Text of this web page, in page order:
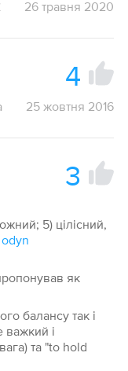
26 травня 2020
4
25 жовтня 2016
3
5) цілісний,
як
балансу так і
важкий і
та "to hold